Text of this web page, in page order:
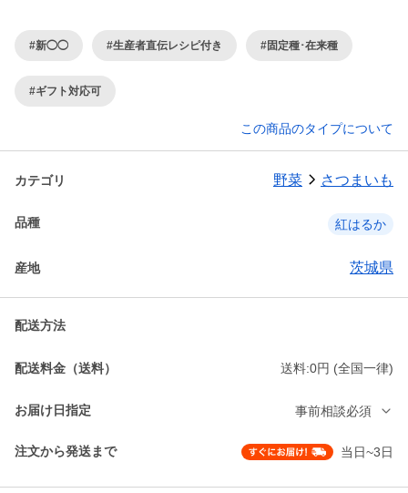
#新◯◯ #生産者直伝レシピ付き #固定種･在来種
#ギフト対応可
この商品のタイプについて
カテゴリ 野菜 さつまいも
品種 紅はるか
産地 茨城県
配送方法
配送料金（送料） 送料:0円 (全国一律)
お届け日指定 事前相談必須
注文から発送まで 当日~3日